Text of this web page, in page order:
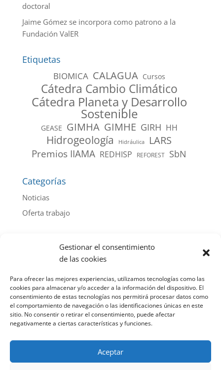
Gestionar el consentimiento
de las cookies
Para ofrecer las mejores experiencias, utilizamos tecnologías como las
cookies para almacenar y/o acceder a la información del dispositivo. El
consentimiento de estas tecnologías nos permitirá procesar datos como
el comportamiento de navegación o las identificaciones únicas en este
sitio. No consentir o retirar el consentimiento, puede afectar
negativamente a ciertas características y funciones.
Aceptar
doctoral
Jaime Gómez se incorpora como patrono a la
Fundación ValER
Etiquetas
BIOMICA CALAGUA Cursos
Cátedra Cambio Climático
Cátedra Planeta y Desarrollo
Sostenible
GEASE GIMHA GIMHE GIRH HH
Hidrogeología Hidráulica
LARS
Premios IIAMA REDHISP REFOREST SbN
Categorías
Noticias
Oferta trabajo
2024(112)
2023(107)
2022(85)
2019(115)